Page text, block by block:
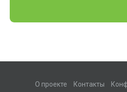
О проекте Контакты